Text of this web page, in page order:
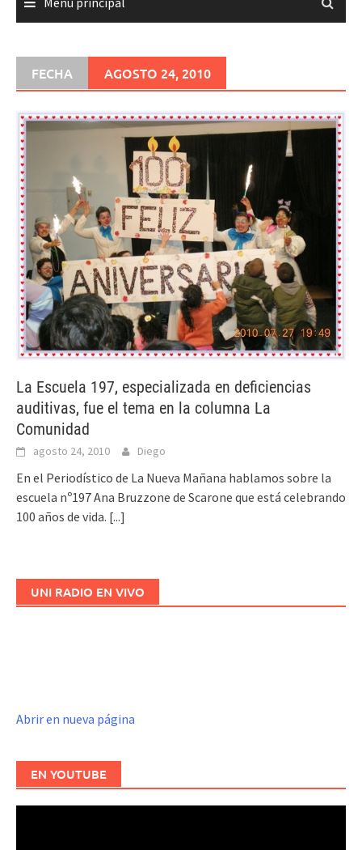
FECHA AGOSTO 24, 2010
La Escuela 197, especializada en deficiencias
auditivas, fue el tema en la columna La
Comunidad
agosto 24, 2010 Diego
En el Periodístico de La Nueva Mañana hablamos sobre la
escuela nº197 Ana Bruzzone de Scarone que está celebrando
100 años de vida. [...]
UNI RADIO EN VIVO
Abrir en nueva página
EN YOUTUBE